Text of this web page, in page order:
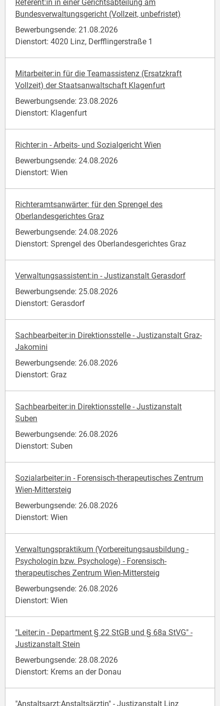
Referent:in in einer Gerichtsabteilung am
Bundesverwaltungsgericht (Vollzeit, unbefristet)
Bewerbungsende: 21.08.2026
Dienstort: 4020 Linz, Derfflingerstraße 1
Mitarbeiter:in für die Teamassistenz (Ersatzkraft
Vollzeit) der Staatsanwaltschaft Klagenfurt
Bewerbungsende: 23.08.2026
Dienstort: Klagenfurt
Richter:in - Arbeits- und Sozialgericht Wien
Bewerbungsende: 24.08.2026
Dienstort: Wien
Richteramtsanwärter: für den Sprengel des
Oberlandesgerichtes Graz
Bewerbungsende: 24.08.2026
Dienstort: Sprengel des Oberlandesgerichtes Graz
Verwaltungsassistent:in - Justizanstalt Gerasdorf
Bewerbungsende: 25.08.2026
Dienstort: Gerasdorf
Sachbearbeiter:in Direktionsstelle - Justizanstalt Graz-
Jakomini
Bewerbungsende: 26.08.2026
Dienstort: Graz
Sachbearbeiter:in Direktionsstelle - Justizanstalt
Suben
Bewerbungsende: 26.08.2026
Dienstort: Suben
Sozialarbeiter:in - Forensisch-therapeutisches Zentrum
Wien-Mittersteig
Bewerbungsende: 26.08.2026
Dienstort: Wien
Verwaltungspraktikum (Vorbereitungsausbildung -
Psychologin bzw. Psychologe) - Forensisch-
therapeutisches Zentrum Wien-Mittersteig
Bewerbungsende: 26.08.2026
Dienstort: Wien
"Leiter:in - Department § 22 StGB und § 68a StVG" -
Justizanstalt Stein
Bewerbungsende: 28.08.2026
Dienstort: Krems an der Donau
"Anstaltsarzt:Anstaltsärztin" - Justizanstalt Linz